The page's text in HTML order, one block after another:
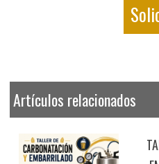
Artículos relacionados